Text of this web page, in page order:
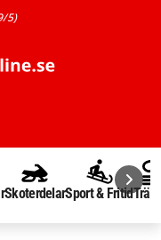
5)
SkoterdelarSport & Fritid